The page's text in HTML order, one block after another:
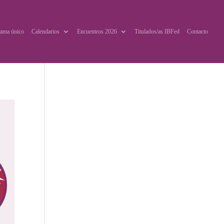
único Calendarios Encuentros 2026 Titulados/as IBFed Contacto